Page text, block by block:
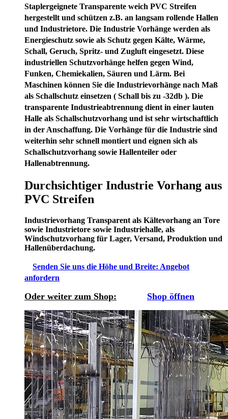
Staplergeignete Transparente weich PVC Streifen
hergestellt und schützen z.B. an langsam rollende Hallen
und Industrietore. Die Industrie Vorhänge werden als
Energieschutz sowie als Schutz gegen Kälte, Wärme,
Schall, Geruch, Spritz- und Zugluft eingesetzt. Diese
industriellen Schutzvorhänge helfen gegen Wind,
Funken, Chemiekalien, Säuren und Lärm. Bei
Maschinen können Sie die Industrievorhänge nach Maß
als Schallschutz einsetzen ( Schall bis zu -32db ). Die
transparente Industrieabtrennung dient in einer lauten
Halle als Schallschutzvorhang und ist sehr wirtschaftlich
in der Anschaffung. Die Vorhänge für die Industrie sind
weiterhin sehr schnell montiert und eignen sich als
Schallschutzvorhang sowie Hallenteiler oder
Hallenabtrennung.
Durchsichtiger Industrie Vorhang aus
PVC Streifen
Industrievorhang Transparent als Kältevorhang an Tore
sowie Industrietore sowie Industriehalle, als
Windschutzvorhang für Lager, Versand, Produktion und
Hallenüberdachung.
Senden Sie uns die Höhe und Breite: Angebot
anfordern
Oder weiter zum Shop: Shop öffnen